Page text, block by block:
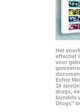
Het
effectief
voor
Echte
16
drugs,
bundels
Drugs”